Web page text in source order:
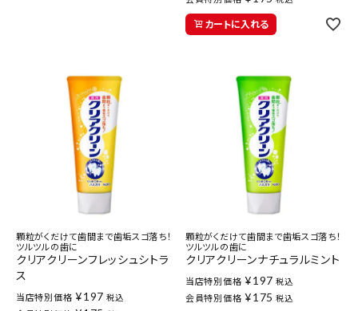
カートに入れる
顆粒がくだけて歯間まで歯垢スゴ落ち！
ツルツルの歯に
クリアクリーンフレッシュシトラ
ス
当店特別価格 ¥197 税込
顆粒がくだけて歯間まで歯垢スゴ落ち！
ツルツルの歯に
クリアクリーンナチュラルミント
当店特別価格 ¥197 税込
会員特別価格 ¥175 税込